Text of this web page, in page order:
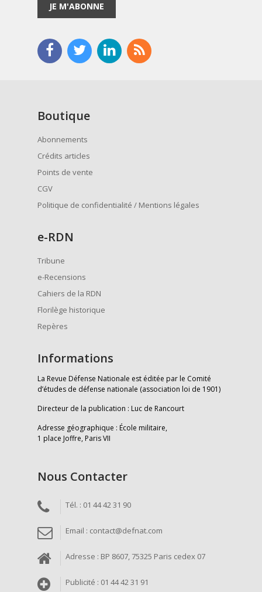
JE M'ABONNE
Boutique
Abonnements
Crédits articles
Points de vente
CGV
Politique de confidentialité / Mentions légales
e-RDN
Tribune
e-Recensions
Cahiers de la RDN
Florilège historique
Repères
Informations
La Revue Défense Nationale est éditée par le Comité
d’études de défense nationale (association loi de 1901)
Directeur de la publication : Luc de Rancourt
Adresse géographique : École militaire,
1 place Joffre, Paris VII
Nous Contacter
Tél. : 01 44 42 31 90
Email : contact@defnat.com
Adresse : BP 8607, 75325 Paris cedex 07
Publicité : 01 44 42 31 91